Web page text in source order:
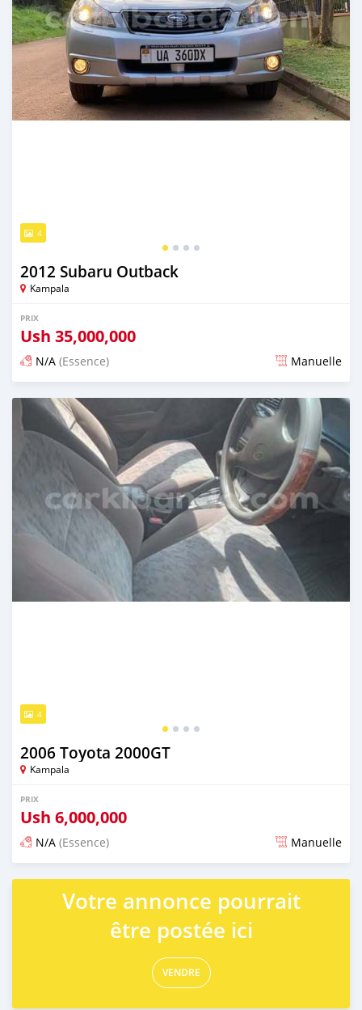
4
2012 Subaru Outback
Kampala
PRIX
Ush 35,000,000
N/A (Essence) Manuelle
Publié il y a 2 jours
4
2006 Toyota 2000GT
Kampala
PRIX
Ush 6,000,000
N/A (Essence) Manuelle
Publié il y a 2 jours
Votre annonce pourrait
être postée ici
VENDRE